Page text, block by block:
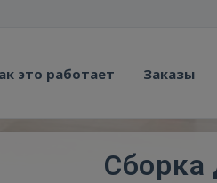
это работает Заказы
Сборка